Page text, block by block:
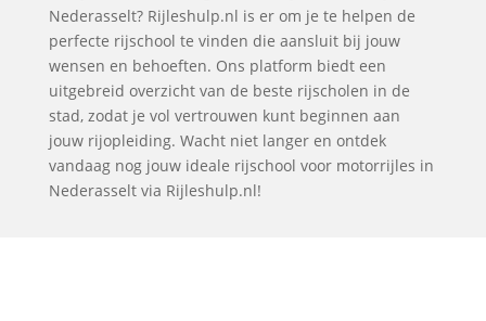
Nederasselt? Rijleshulp.nl is er om je te helpen de
perfecte rijschool te vinden die aansluit bij jouw
wensen en behoeften. Ons platform biedt een
uitgebreid overzicht van de beste rijscholen in de
stad, zodat je vol vertrouwen kunt beginnen aan
jouw rijopleiding. Wacht niet langer en ontdek
vandaag nog jouw ideale rijschool voor motorrijles in
Nederasselt via Rijleshulp.nl!